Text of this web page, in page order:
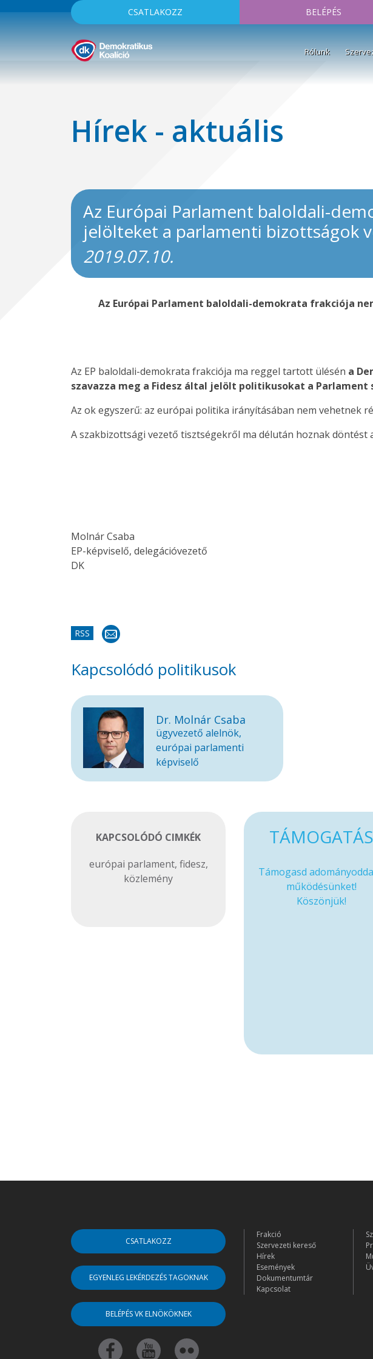
CSATLAKOZZ BELÉPÉS
Rólunk
Hírek - aktuális
Az Európai Parlament baloldali-
jelölteket a parlamenti bizottságok
2019.07.10.
Az Európai Parlament baloldali-demokrata frakciója
Az EP baloldali-demokrata frakciója ma reggel tartott ülésén a
szavazza meg a Fidesz által jelölt politikusokat a
Az ok egyszerű: az európai politika irányításában nem vehetnek
A szakbizottsági vezető tisztségekről ma délután hoznak döntést
Molnár Csaba
EP-képviselő, delegációvezető
DK
RSS
Kapcsolódó politikusok
Dr. Molnár Csaba
ügyvezető alelnök,
európai parlamenti
képviselő
KAPCSOLÓDÓ CIMKÉK
európai parlament, fidesz,
közlemény
TÁMOGATÁS
Támogasd
működésünket!
Köszönjük!
CSATLAKOZZ
EGYENLEG LEKÉRDEZÉS TAGOKNAK
BELÉPÉS VK ELNÖKÖKNEK
Frakció
Szervezeti kereső
Hírek
Események
Dokumentumtár
Kapcsolat